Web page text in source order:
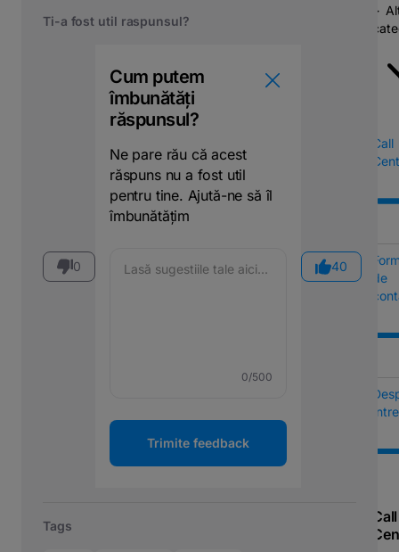
Call
de
Call
Ti-a fost util raspunsul?
0
Cum putem
îmbunătăți
răspunsul?
Ne pare rău că acest
răspuns nu a fost util
pentru tine. Ajută-ne să îl
îmbunătățim
0/500
Trimite feedback
40
Tags